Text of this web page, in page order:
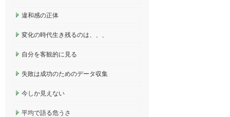
違和感の正体
変化の時代生き残るのは、、、
自分を客観的に見る
失敗は成功のためのデータ収集
今しか見えない
平均で語る危うさ